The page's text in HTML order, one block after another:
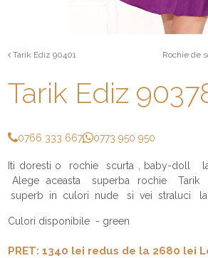
Tarik Ediz 90401 Rochie de
Tarik Ediz
0766 333 667 0773 950 950
Iti doresti o rochie scurta , baby-doll
Alege aceasta superba rochie
superb in culori nude si vei straluci
Culori disponibile - green
PRET: 1340 lei redus de la 2680 lei